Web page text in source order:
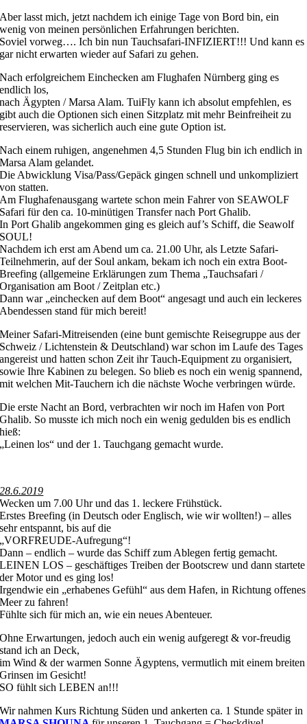
Aber lasst mich, jetzt nachdem ich einige Tage von Bord bin, ein
wenig von meinen persönlichen Erfahrungen berichten.
Soviel vorweg…. Ich bin nun Tauchsafari-INFIZIERT!!! Und kann es
gar nicht erwarten wieder auf Safari zu gehen.
Nach erfolgreichem Einchecken am Flughafen Nürnberg ging es
endlich los,
nach Ägypten / Marsa Alam. TuiFly kann ich absolut empfehlen, es
gibt auch die Optionen sich einen Sitzplatz mit mehr Beinfreiheit zu
reservieren, was sicherlich auch eine gute Option ist.
Nach einem ruhigen, angenehmen 4,5 Stunden Flug bin ich endlich in
Marsa Alam gelandet.
Die Abwicklung Visa/Pass/Gepäck gingen schnell und unkompliziert
von statten.
Am Flughafenausgang wartete schon mein Fahrer von SEAWOLF
Safari für den ca. 10-minütigen Transfer nach Port Ghalib.
In Port Ghalib angekommen ging es gleich auf’s Schiff, die Seawolf
SOUL!
Nachdem ich erst am Abend um ca. 21.00 Uhr, als Letzte Safari-
Teilnehmerin, auf der Soul ankam, bekam ich noch ein extra Boot-
Breefing (allgemeine Erklärungen zum Thema „Tauchsafari /
Organisation am Boot / Zeitplan etc.)
Dann war „einchecken auf dem Boot“ angesagt und auch ein leckeres
Abendessen stand für mich bereit!
Meiner Safari-Mitreisenden (eine bunt gemischte Reisegruppe aus der
Schweiz / Lichtenstein & Deutschland) war schon im Laufe des Tages
angereist und hatten schon Zeit ihr Tauch-Equipment zu organisiert,
sowie Ihre Kabinen zu belegen. So blieb es noch ein wenig spannend,
mit welchen Mit-Tauchern ich die nächste Woche verbringen würde.
Die erste Nacht an Bord, verbrachten wir noch im Hafen von Port
Ghalib. So musste ich mich noch ein wenig gedulden bis es endlich
hieß:
„Leinen los“ und der 1. Tauchgang gemacht wurde.
28.6.2019
Wecken um 7.00 Uhr und das 1. leckere Frühstück.
Erstes Breefing (in Deutsch oder Englisch, wie wir wollten!) – alles
sehr entspannt, bis auf die
„VORFREUDE-Aufregung“!
Dann – endlich – wurde das Schiff zum Ablegen fertig gemacht.
LEINEN LOS – geschäftiges Treiben der Bootscrew und dann startete
der Motor und es ging los!
Irgendwie ein „erhabenes Gefühl“ aus dem Hafen, in Richtung offenes
Meer zu fahren!
Fühlte sich für mich an, wie ein neues Abenteuer.
Ohne Erwartungen, jedoch auch ein wenig aufgeregt & vor-freudig
stand ich an Deck,
im Wind & der warmen Sonne Ägyptens, vermutlich mit einem breiten
Grinsen im Gesicht!
SO fühlt sich LEBEN an!!!
Wir nahmen Kurs Richtung Süden und ankerten ca. 1 Stunde später in